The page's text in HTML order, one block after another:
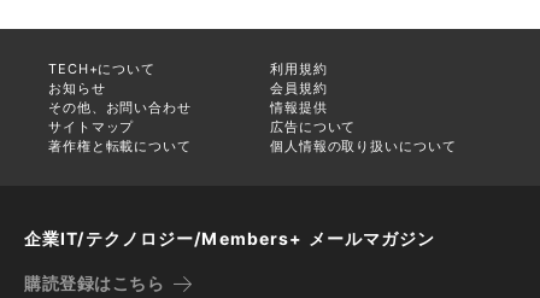
TECH+について
利用規約
お知らせ
会員規約
その他、お問い合わせ
情報提供
サイトマップ
広告について
著作権と転載について
個人情報の取り扱いについて
企業IT/テクノロジー/Members+ メールマガジン
購読登録はこちら